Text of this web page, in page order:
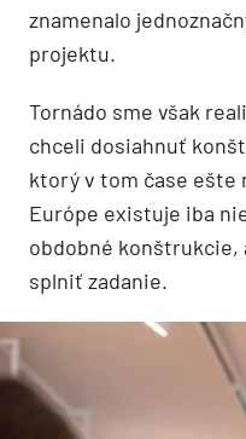
znamenalo
projektu.
Tornádo sme však
chceli dosiahnuť
ktorý v tom čase ešte
Európe existuje iba
obdobné konštrukcie,
splniť zadanie.